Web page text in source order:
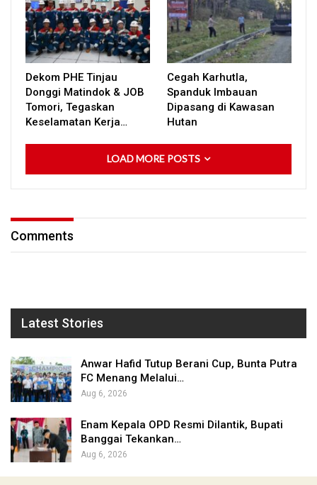
Dekom PHE Tinjau
Donggi Matindok & JOB
Tomori, Tegaskan
Keselamatan Kerja…
Cegah Karhutla,
Spanduk Imbauan
Dipasang di Kawasan
Hutan
LOAD MORE POSTS
Comments
Latest Stories
Anwar Hafid Tutup Berani Cup, Bunta Putra
FC Menang Melalui…
Aug 6, 2026
Enam Kepala OPD Resmi Dilantik, Bupati
Banggai Tekankan…
Aug 6, 2026